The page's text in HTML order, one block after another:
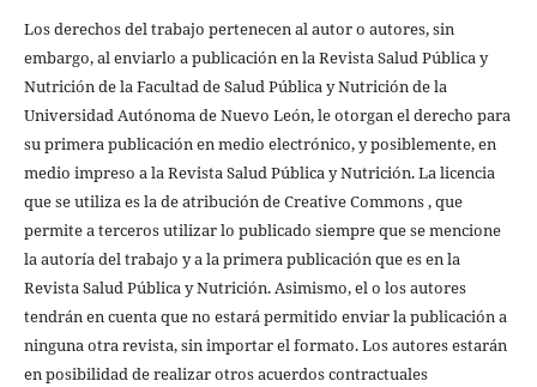
Los derechos del trabajo pertenecen al autor o autores, sin
embargo, al enviarlo a publicación en la Revista Salud Pública y
Nutrición de la Facultad de Salud Pública y Nutrición de la
Universidad Autónoma de Nuevo León, le otorgan el derecho para
su primera publicación en medio electrónico, y posiblemente, en
medio impreso a la Revista Salud Pública y Nutrición. La licencia
que se utiliza es la de atribución de Creative Commons , que
permite a terceros utilizar lo publicado siempre que se mencione
la autoría del trabajo y a la primera publicación que es en la
Revista Salud Pública y Nutrición. Asimismo, el o los autores
tendrán en cuenta que no estará permitido enviar la publicación a
ninguna otra revista, sin importar el formato. Los autores estarán
en posibilidad de realizar otros acuerdos contractuales